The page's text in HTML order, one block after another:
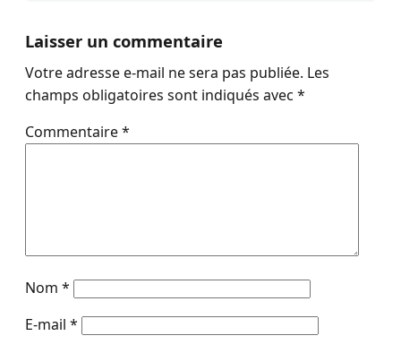
Laisser un commentaire
Votre adresse e-mail ne sera pas publiée. Les
champs obligatoires sont indiqués avec *
Commentaire*
Nom *
E-mail *